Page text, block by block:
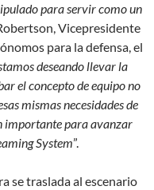
para servir como un
Vicepresidente
para la defensa, el
deseando llevar la
el concepto de equipo no
mismas necesidades de
importante para avanzar
System”.
se traslada al escenario